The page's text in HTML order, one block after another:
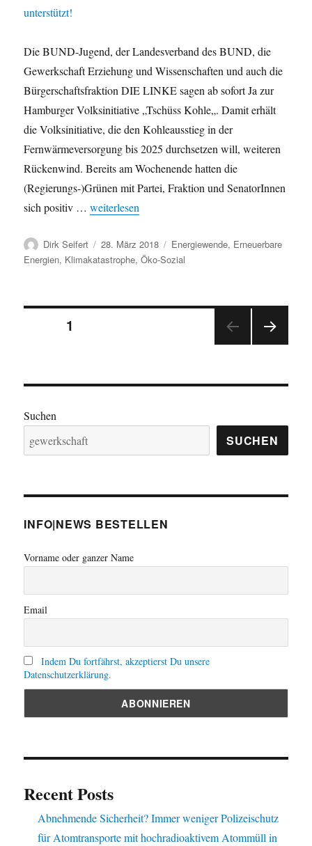
Die BUND-Jugend, der Landesverband des BUND, die
Gewerkschaft Erziehung und Wissenschaften und auch die
Bürgerschaftsfraktion DIE LINKE sagen ab sofort Ja zur
Hamburger Volksinitiative „Tschüss Kohle„. Damit erhält
die Volksinitiative, die den Kohleausstieg in der
Fernwärmeversorgung bis 2025 durchsetzen will, weiteren
Rückenwind. Bereits am Wochenende hatten die
(Regierungs-)Grünen mit Partei, Fraktion und SenatorInnen
sich positiv …„Wächst und wächst: BUND und Gewerkschaft
weiterlesen
Autor
Dirk Seifert
Veröffentlicht
am
28. März 2018 Kategorien
Energiewende, Erneuerbare
Energien, Klimakatastrophe,Öko-Sozial
Seitennummerierung
Beiträge
1
E
Suchen
SUCHEN
INFO|NEWS BESTELLEN
Vorname oder ganzer Name
Email
Indem Du fortfährst, akzeptierst Du unsere
Datenschutzerklärung.
Recent Posts
Abnehmende Sicherheit? Immer weniger Polizeischutz
für Atomtransporte mit hochradioaktivem Atommüll in